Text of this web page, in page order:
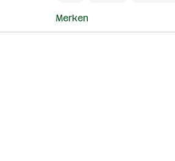
Merken